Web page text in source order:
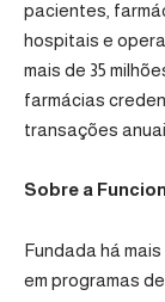
pacientes,
hospitais e
mais de 35
farmácias
transações
Sobre a
Fundada há
em programas